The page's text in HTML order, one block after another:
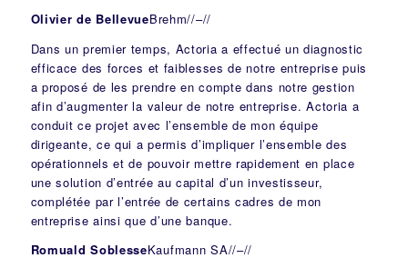
Olivier de BellevueBrehm//–//
Dans un premier temps, Actoria a effectué un diagnostic
efficace des forces et faiblesses de notre entreprise puis
a proposé de les prendre en compte dans notre gestion
afin d’augmenter la valeur de notre entreprise. Actoria a
conduit ce projet avec l’ensemble de mon équipe
dirigeante, ce qui a permis d’impliquer l’ensemble des
opérationnels et de pouvoir mettre rapidement en place
une solution d’entrée au capital d’un investisseur,
complétée par l’entrée de certains cadres de mon
entreprise ainsi que d’une banque.
Romuald SoblesseKaufmann SA//–//